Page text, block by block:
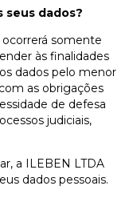
seus dados?
somente
às finalidades
dados pelo menor
as obrigações
de defesa
judiciais,
a ILEBEN LTDA
dados pessoais.